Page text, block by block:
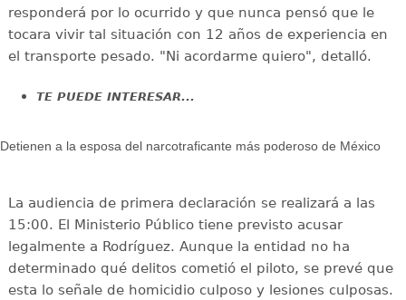
responderá por lo ocurrido y que nunca pensó que le
tocara vivir tal situación con 12 años de experiencia en
el transporte pesado. "Ni acordarme quiero", detalló.
TE PUEDE INTERESAR...
Detienen a la esposa del narcotraficante más poderoso de México
La audiencia de primera declaración se realizará a las
15:00. El Ministerio Público tiene previsto acusar
legalmente a Rodríguez. Aunque la entidad no ha
determinado qué delitos cometió el piloto, se prevé que
esta lo señale de homicidio culposo y lesiones culposas.